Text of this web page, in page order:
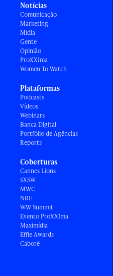
Notícias
Comunicação
Marketing
Mídia
Gente
Opinião
ProXXIma
Women To Watch
Plataformas
Podcasts
Vídeos
Webinars
Banca Digital
Portfólio de Agências
Reports
Coberturas
Cannes Lions
SXSW
MWC
NRF
WW Summit
Evento ProXXIma
Maximídia
Effie Awards
Caboré